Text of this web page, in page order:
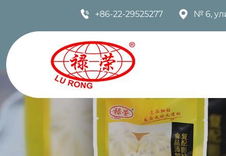
 +86-22-29525277  № 6,